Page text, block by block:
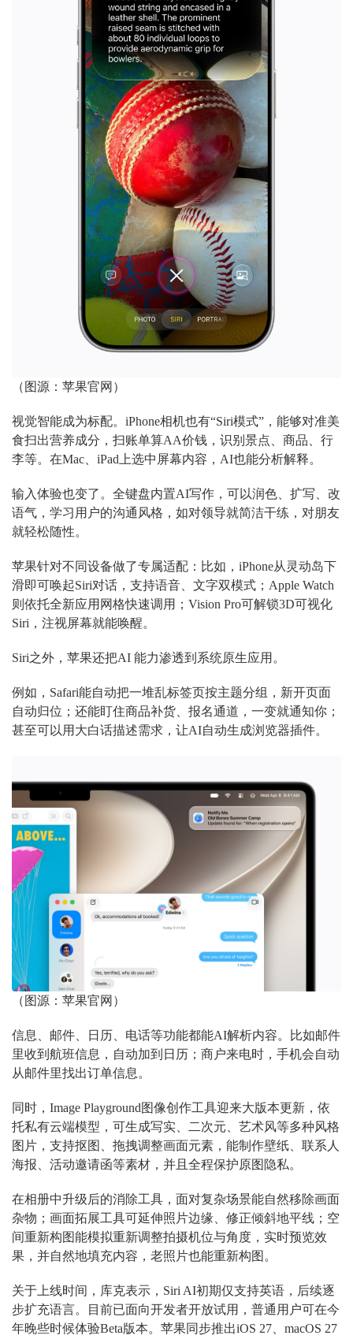
（图源：苹果官网）
视觉智能成为标配。iPhone相机也有“Siri模式”，能够对准美
食扫出营养成分，扫账单算AA价钱，识别景点、商品、行
李等。在Mac、iPad上选中屏幕内容，AI也能分析解释。
输入体验也变了。全键盘内置AI写作，可以润色、扩写、改
语气，学习用户的沟通风格，如对领导就简洁干练，对朋友
就轻松随性。
苹果针对不同设备做了专属适配：比如，iPhone从灵动岛下
滑即可唤起Siri对话，支持语音、文字双模式；Apple Watch
则依托全新应用网格快速调用；Vision Pro可解锁3D可视化
Siri，注视屏幕就能唤醒。
Siri之外，苹果还把AI 能力渗透到系统原生应用。
例如，Safari能自动把一堆乱标签页按主题分组，新开页面
自动归位；还能盯住商品补货、报名通道，一变就通知你；
甚至可以用大白话描述需求，让AI自动生成浏览器插件。
（图源：苹果官网）
信息、邮件、日历、电话等功能都能AI解析内容。比如邮件
里收到航班信息，自动加到日历；商户来电时，手机会自动
从邮件里找出订单信息。
同时，Image Playground图像创作工具迎来大版本更新，依
托私有云端模型，可生成写实、二次元、艺术风等多种风格
图片，支持抠图、拖拽调整画面元素，能制作壁纸、联系人
海报、活动邀请函等素材，并且全程保护原图隐私。
在相册中升级后的消除工具，面对复杂场景能自然移除画面
杂物；画面拓展工具可延伸照片边缘、修正倾斜地平线；空
间重新构图能模拟重新调整拍摄机位与角度，实时预览效
果，并自然地填充内容，老照片也能重新构图。
关于上线时间，库克表示，Siri AI初期仅支持英语，后续逐
步扩充语言。目前已面向开发者开放试用，普通用户可在今
年晚些时候体验Beta版本。苹果同步推出iOS 27、macOS 27